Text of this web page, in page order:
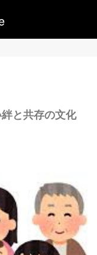
と共存の文化